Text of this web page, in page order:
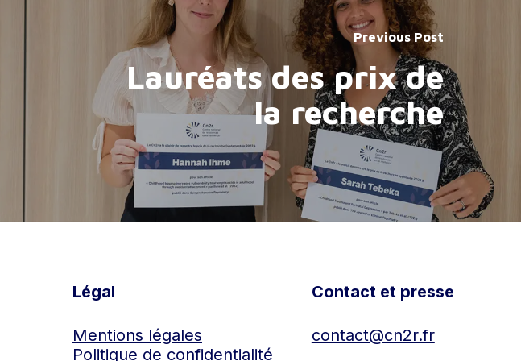
Previous Post
Lauréats des prix de
la recherche
Légal
Mentions légales
Politique de confidentialité
Contact et presse
contact@cn2r.fr